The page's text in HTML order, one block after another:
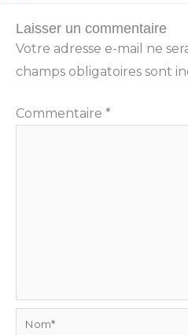
Laisser un commentaire
Votre adresse e-mail ne
champs obligatoires sont
Commentaire *
Nom*